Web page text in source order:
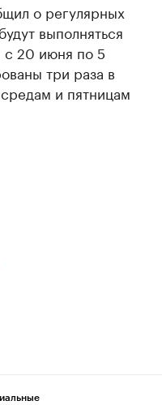
о регулярных
выполняться
с 20 июня по 5
три раза в
и пятницам